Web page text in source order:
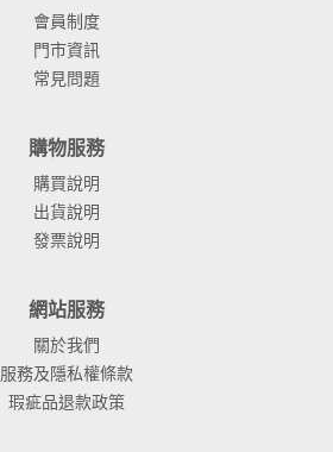
會員制度
門市資訊
常見問題
購物服務
購買說明
出貨說明
發票說明
網站服務
關於我們
服務及隱私權條款
瑕疵品退款政策